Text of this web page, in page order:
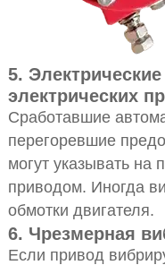
5.
электрических
Сработавшие
перегоревшие
могут указывать на
приводом. Иногда
обмотки двигателя.
6. Чрезмерная
Если привод